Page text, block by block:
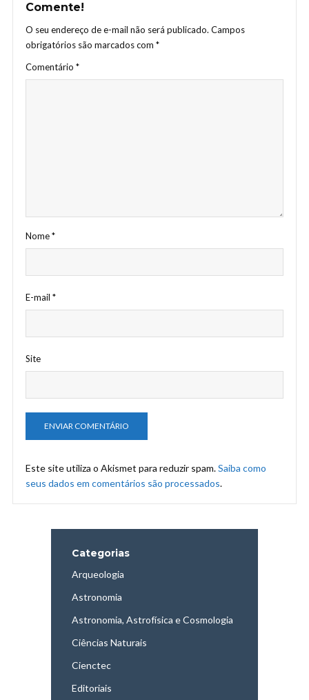
Comente!
O seu endereço de e-mail não será publicado. Campos
obrigatórios são marcados com *
Comentário *
Nome*
E-mail *
Site
Este site utiliza o Akismet para reduzir spam.Saiba como
seus dados em comentários são processados.
Categorias
Arqueologia
Astronomia
Astronomia, Astrofísica e Cosmologia
Ciências Naturais
Cienctec
Editoriais